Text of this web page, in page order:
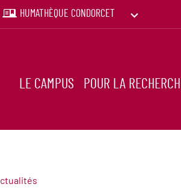
HUMATHÈQUE CONDORCET
LE CAMPUS POUR LA